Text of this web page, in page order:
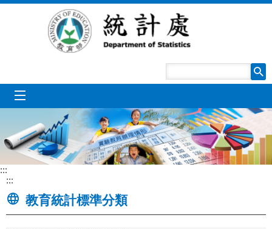
跳到主要內容區塊
:::
:::
教育統計標準分類